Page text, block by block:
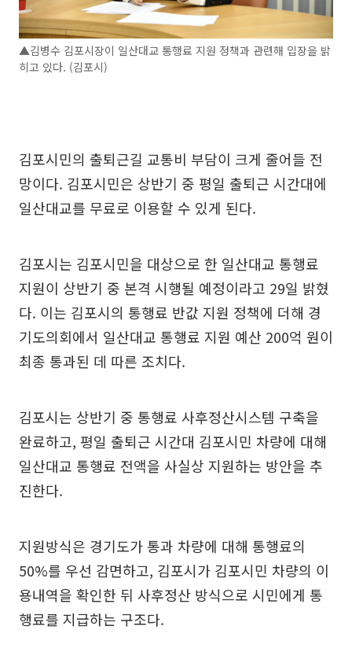
▲김병수 김포시장이 일산대교 통행료 지원 정책과 관련해 입장을 밝
히고 있다. (김포시)
김포시민의 출퇴근길 교통비 부담이 크게 줄어들 전
망이다. 김포시민은 상반기 중 평일 출퇴근 시간대에
일산대교를 무료로 이용할 수 있게 된다.
김포시는 김포시민을 대상으로 한 일산대교 통행료
지원이 상반기 중 본격 시행될 예정이라고 29일 밝혔
다. 이는 김포시의 통행료 반값 지원 정책에 더해 경
기도의회에서 일산대교 통행료 지원 예산 200억 원이
최종 통과된 데 따른 조치다.
김포시는 상반기 중 통행료 사후정산시스템 구축을
완료하고, 평일 출퇴근 시간대 김포시민 차량에 대해
일산대교 통행료 전액을 사실상 지원하는 방안을 추
진한다.
지원방식은 경기도가 통과 차량에 대해 통행료의
50%를 우선 감면하고, 김포시가 김포시민 차량의 이
용내역을 확인한 뒤 사후정산 방식으로 시민에게 통
행료를 지급하는 구조다.